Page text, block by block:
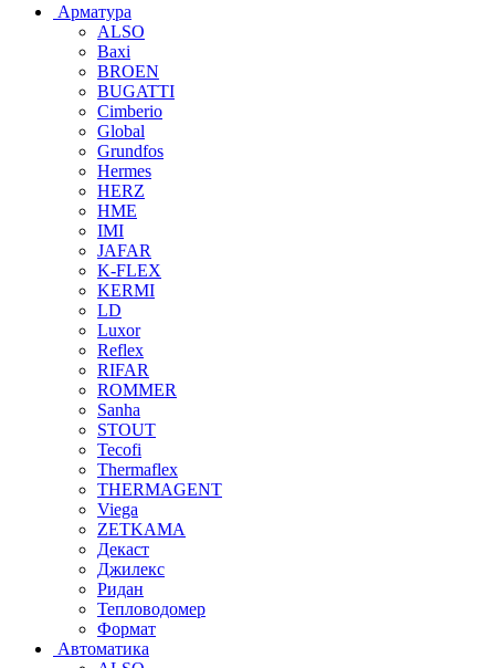
Арматура
ALSO
Baxi
BROEN
BUGATTI
Cimberio
Global
Grundfos
Hermes
HERZ
HME
IMI
JAFAR
K-FLEX
KERMI
LD
Luxor
Reflex
RIFAR
ROMMER
Sanha
STOUT
Tecofi
Thermaflex
THERMAGENT
Viega
ZETKAMA
Декаст
Джилекс
Ридан
Тепловодомер
Формат
Автоматика